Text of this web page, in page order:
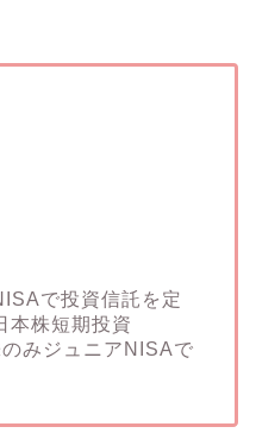
で投資信託を定
株短期投資
みジュニアNISAで